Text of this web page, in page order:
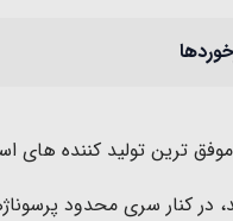
ترین تولید کننده های
کنار سری محدود